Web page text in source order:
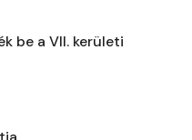
be a VII. kerületi